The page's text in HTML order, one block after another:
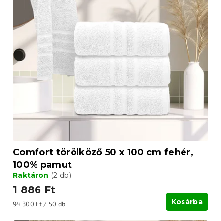
Comfort törölköző 50 x 100 cm fehér,
100% pamut
Raktáron (2 db)
1 886 Ft
Egységár:
94 300 Ft / 50 db Kosárba